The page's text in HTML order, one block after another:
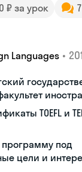
₽ за урок
Languages •
TOEFL и
программу под
цели и